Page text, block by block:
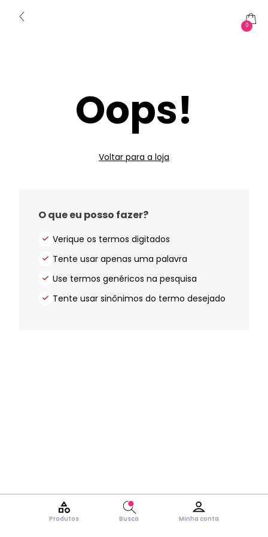
0
Produtos Busca Minha conta
Oops!
Voltar para a loja
O que eu posso fazer?
Verique os termos digitados
Tente usar apenas uma palavra
Use termos genéricos na pesquisa
Tente usar sinônimos do termo desejado